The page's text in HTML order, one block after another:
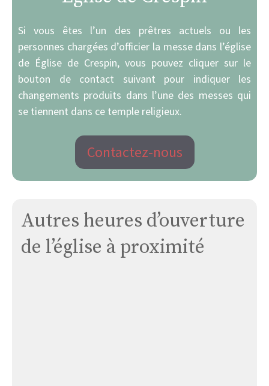
Si vous êtes l’un des prêtres actuels ou les
personnes chargées d’officier la messe dans l’église
de Église de Crespin, vous pouvez cliquer sur le
bouton de contact suivant pour indiquer les
changements produits dans l’une des messes qui
se tiennent dans ce temple religieux.
Contactez-nous
Autres heures d’ouverture
de l’église à proximité